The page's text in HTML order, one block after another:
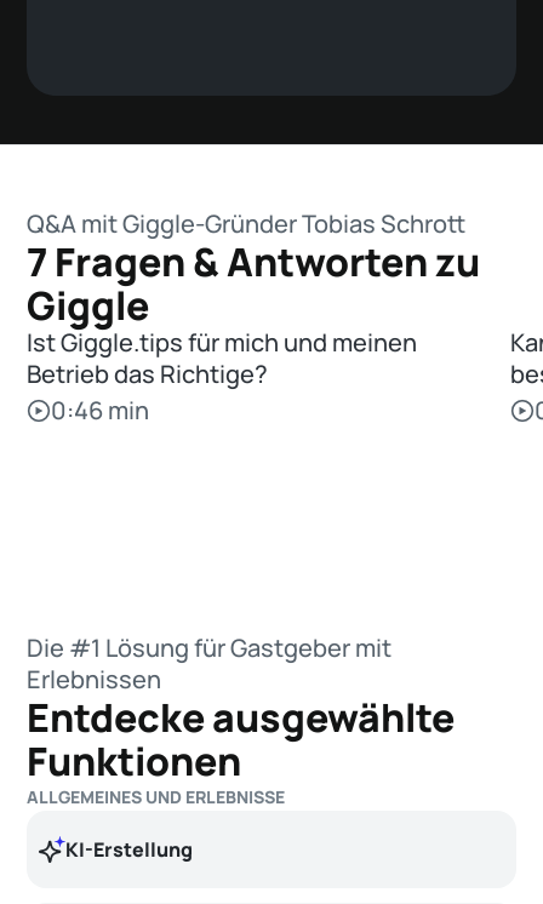
Q&A mit Giggle-Gründer Tobias Schrott
7 Fragen & Antworten zu
Giggle
Ist Giggle.tips für mich und meinen
Betrieb das Richtige?
0:46 min
Die #1 Lösung für Gastgeber mit
Erlebnissen
Entdecke ausgewählte
Funktionen
ALLGEMEINES UND ERLEBNISSE
KI-Erstellung